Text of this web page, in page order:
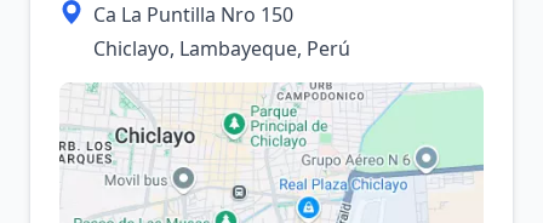
Ca La Puntilla Nro 150
Chiclayo, Lambayeque, Perú